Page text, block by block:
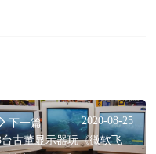
下一篇
2020-08-25
台古董显示器玩《微软飞